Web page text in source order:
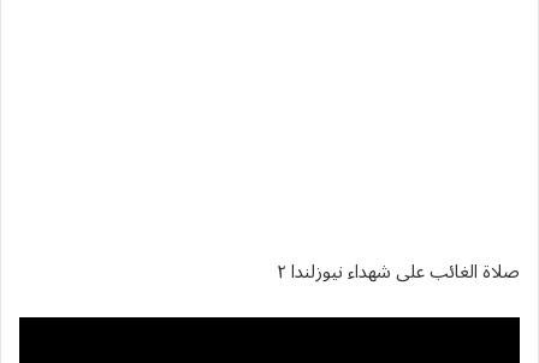
صلاة الغائب على شهداء نيوزلندا ٢